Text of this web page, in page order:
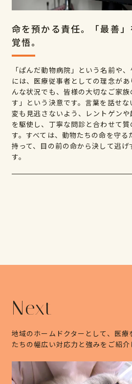
命を預かる責任。「最善
覚悟。
「ぱんだ動物病院」という名前や
には、医療従事者としての理念が
んな状況でも、皆様の大切なご家族
す」という決意です。言葉を話せ
変も見逃さないよう、レントゲン
を駆使し、丁寧な問診と合わせて
す。すべては、動物たちの命を守る
持って、目の前の命から決して逃げ
す。
Next
地域のホームドクターとして、医
たちの幅広い対応力と強みをご紹介